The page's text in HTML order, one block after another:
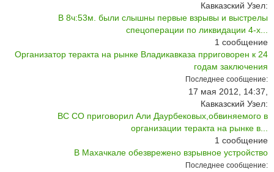
Кавказский Узел:
В 8ч:53м. были слышны первые взрывы и выстрелы
спецоперации по ликвидации 4-х...
1 сообщение
Организатор теракта на рынке Владикавказа прриговорен к 24
годам заключения
Последнее сообщение:
17 мая 2012, 14:37,
Кавказский Узел:
ВС СО приговорил Али Даурбековых,обвиняемого в
организации теракта на рынке в...
1 сообщение
В Махачкале обезврежено взрывное устройство
Последнее сообщение: